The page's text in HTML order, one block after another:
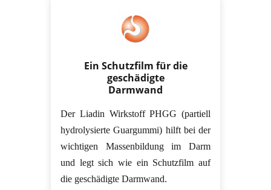
Ein Schutzfilm für die
geschädigte
Darmwand
Der Liadin Wirkstoff PHGG (partiell
hydrolysierte Guargummi) hilft bei der
wichtigen Massenbildung im Darm
und legt sich wie ein Schutzfilm auf
die geschädigte Darmwand.